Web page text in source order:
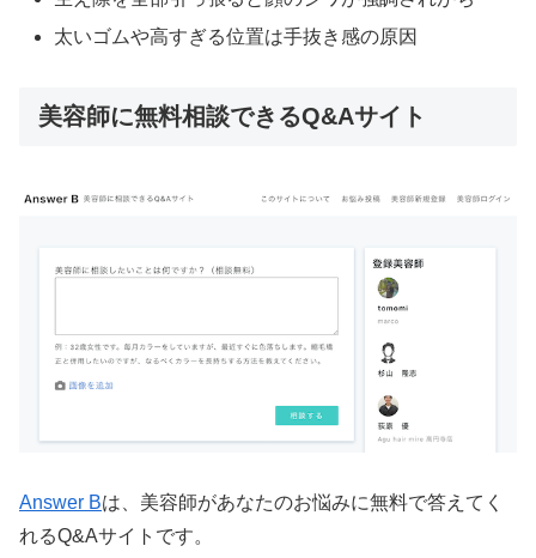
太いゴムや高すぎる位置は手抜き感の原因
美容師に無料相談できるQ&Aサイト
Answer Bは、美容師があなたのお悩みに無料で答えてく
れるQ&Aサイトです。